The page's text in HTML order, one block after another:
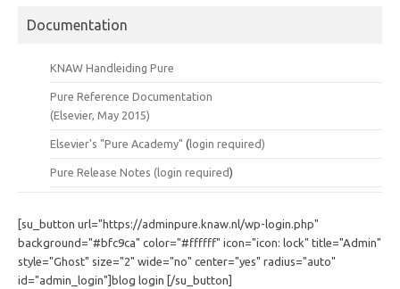
Documentation
KNAW Handleiding Pure
Pure Reference Documentation
(Elsevier, May 2015)
Elsevier's "Pure Academy" (login required)
Pure Release Notes (login required)
[su_button url="https://adminpure.knaw.nl/wp-login.php"
background="#bfc9ca" color="#ffffff" icon="icon: lock" title="Admin"
style="Ghost" size="2" wide="no" center="yes" radius="auto"
id="admin_login"]blog login [/su_button]